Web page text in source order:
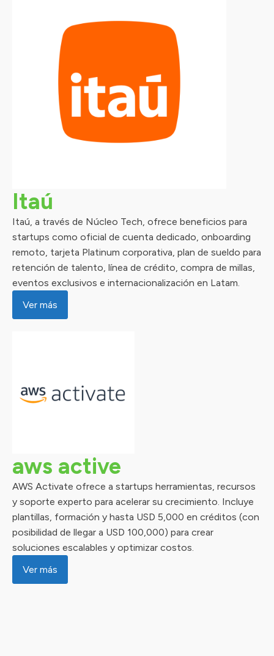
Itaú
Itaú, a través de Núcleo Tech, ofrece beneficios para
startups como oficial de cuenta dedicado, onboarding
remoto, tarjeta Platinum corporativa, plan de sueldo para
retención de talento, línea de crédito, compra de millas,
eventos exclusivos e internacionalización en Latam.
Ver más
aws active
AWS Activate ofrece a startups herramientas, recursos
y soporte experto para acelerar su crecimiento. Incluye
plantillas, formación y hasta USD 5,000 en créditos (con
posibilidad de llegar a USD 100,000) para crear
soluciones escalables y optimizar costos.
Ver más